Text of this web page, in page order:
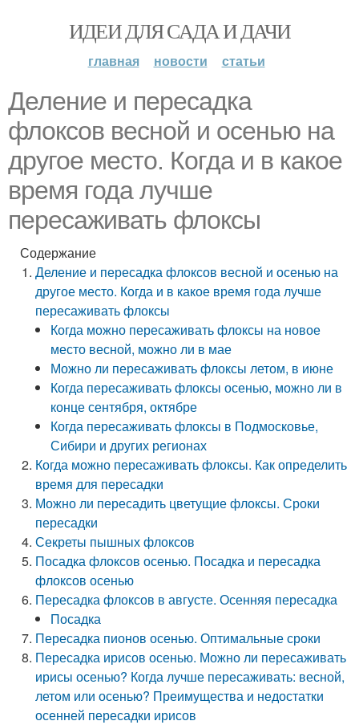
ИДЕИ ДЛЯ САДА И ДАЧИ
главная новости статьи
Деление и пересадка
флоксов весной и осенью на
другое место. Когда и в какое
время года лучше
пересаживать флоксы
Содержание
Деление и пересадка флоксов весной и осенью на
другое место. Когда и в какое время года лучше
пересаживать флоксы
Когда можно пересаживать флоксы на новое
место весной, можно ли в мае
Можно ли пересаживать флоксы летом, в июне
Когда пересаживать флоксы осенью, можно ли в
конце сентября, октябре
Когда пересаживать флоксы в Подмосковье,
Сибири и других регионах
Когда можно пересаживать флоксы. Как определить
время для пересадки
Можно ли пересадить цветущие флоксы. Сроки
пересадки
Секреты пышных флоксов
Посадка флоксов осенью. Посадка и пересадка
флоксов осенью
Пересадка флоксов в августе. Осенняя пересадка
Посадка
Пересадка пионов осенью. Оптимальные сроки
Пересадка ирисов осенью. Можно ли пересаживать
ирисы осенью? Когда лучше пересаживать: весной,
летом или осенью? Преимущества и недостатки
осенней пересадки ирисов